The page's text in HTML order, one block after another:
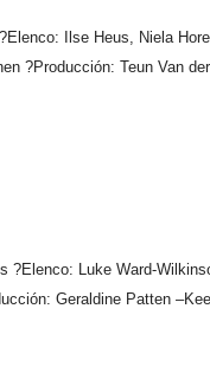
Ilse Heus, Niela
?Producción: Teun Van der
?Elenco: Luke Ward-
Geraldine Patten